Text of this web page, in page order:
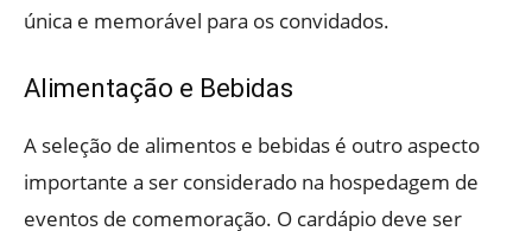
única e memorável para os convidados.
Alimentação e Bebidas
A seleção de alimentos e bebidas é outro aspecto
importante a ser considerado na hospedagem de
eventos de comemoração. O cardápio deve ser